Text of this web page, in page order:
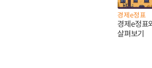
경제e정표
경제e정표
살펴보기